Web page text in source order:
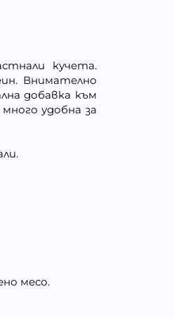
кучета.
Внимателно
добавка към
удобна за
месо.